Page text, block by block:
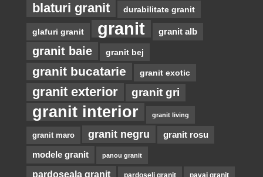
blaturi granit durabilitate granit
glafuri granit granit granit alb
granit baie granit bej
granit bucatarie granit exotic
granit exterior granit gri
granit interior granit living
granit maro granit negru granit rosu
modele granit panou granit
pardoseala granit pardoseli granit pavaj granit